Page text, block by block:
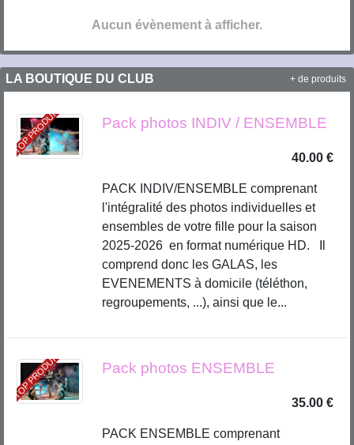
Aucun évènement à afficher.
LA BOUTIQUE DU CLUB
TOP PRODUIT Pack photos INDIV / ENSEMBLE
40.00 €
PACK INDIV/ENSEMBLE comprenant
l'intégralité des photos individuelles et
ensembles de votre fille pour la saison
2025-2026 en format numérique HD. Il
comprend donc les GALAS, les
EVENEMENTS à domicile (téléthon,
regroupements, ...), ainsi que le...
TOP PRODUIT Pack photos ENSEMBLE
35.00 €
PACK ENSEMBLE comprenant
+ de produits